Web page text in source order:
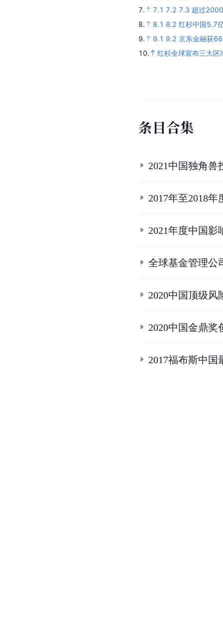
7.
7.1 7.2 7.3 超过
8.
8.1 8.2 红杉中国5.7
9.
9.1 9.2 京东金融获
10.
红杉全球宣布三大区
条目合集
2021中国独角兽
2017年至2018
2021年度中国影
全球基金管理公
2020中国顶级风
2020中国金鼎
2017福布斯中国